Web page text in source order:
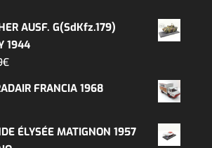
AUSF. G(SdKfz.179)
1944
€El
22,99€.
FRANCIA 1968
ÉLYSÉE MATIGNON 1957